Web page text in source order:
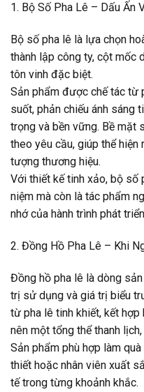
1. Bộ Số Pha Lê – Dấu Ấn
Bộ số pha lê là lựa chọn
thành lập công ty, cột mốc
tôn vinh đặc biệt.
Sản phẩm được chế tác từ
suốt, phản chiếu ánh sáng
trọng và bền vững. Bề mặt
theo yêu cầu, giúp thể
tượng thương hiệu.
Với thiết kế tinh xảo, bộ số
niệm mà còn là tác phẩm
nhớ của hành trình phát
2. Đồng Hồ Pha Lê – Khi
Đồng hồ pha lê là dòng
trị sử dụng và giá trị biểu
từ pha lê tinh khiết, kết
nên một tổng thể thanh
Sản phẩm phù hợp làm
thiết hoặc nhân viên xuất
tế trong từng khoảnh khắc.